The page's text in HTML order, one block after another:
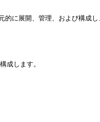
展開、管理、および構成し
します。